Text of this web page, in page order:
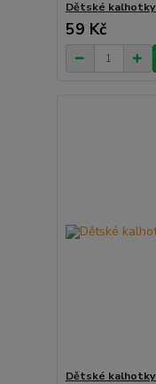
Dětské kalhotky
59 Kč
Dětské kalhotky